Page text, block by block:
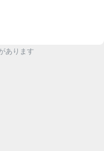
あります